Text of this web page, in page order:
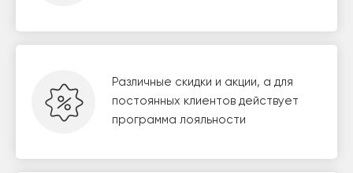
Различные скидки и акции, а для
постоянных клиентов действует
программа лояльности